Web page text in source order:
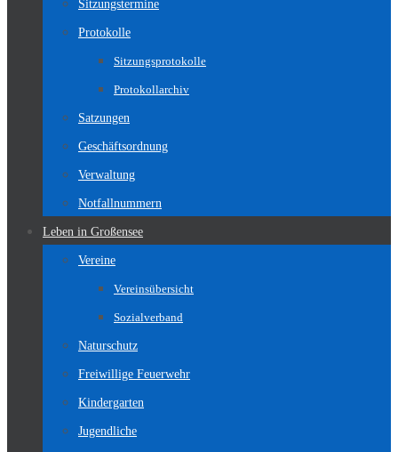
Sitzungstermine
Protokolle
Sitzungsprotokolle
Protokollarchiv
Satzungen
Geschäftsordnung
Verwaltung
Notfallnummern
Leben in Großensee
Vereine
Vereinsübersicht
Sozialverband
Naturschutz
Freiwillige Feuerwehr
Kindergarten
Jugendliche